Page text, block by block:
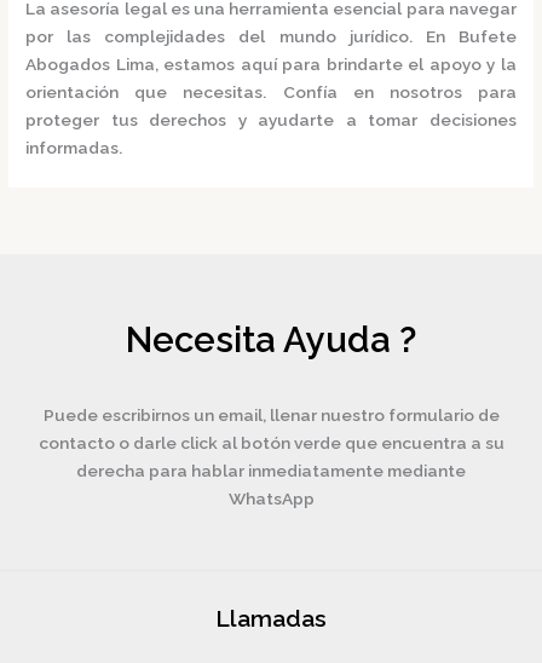
La asesoría legal es una herramienta esencial para navegar
por las complejidades del mundo jurídico. En Bufete
Abogados Lima, estamos aquí para brindarte el apoyo y la
orientación que necesitas. Confía en nosotros para
proteger tus derechos y ayudarte a tomar decisiones
informadas.
Necesita Ayuda ?
Puede escribirnos un email, llenar nuestro formulario de
contacto o darle click al botón verde que encuentra a su
derecha para hablar inmediatamente mediante
WhatsApp
Llamadas